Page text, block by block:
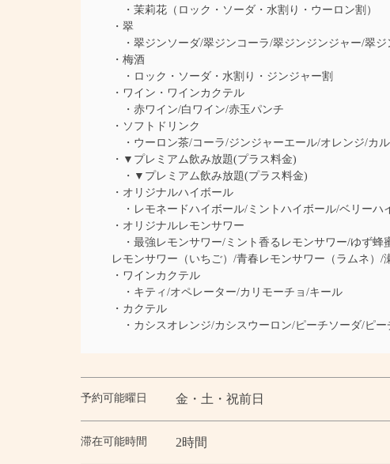
・茉莉花（ロック・ソーダ・水割り・ウーロン割）
・翠
・翠ジンソーダ/翠ジンコーラ/翠ジンジンジャー/翠ジ
・梅酒
・ロック・ソーダ・水割り・ジンジャー割
・ワイン・ワインカクテル
・赤ワイン/白ワイン/赤玉パンチ
・ソフトドリンク
・ウーロン茶/コーラ/ジンジャーエール/オレンジ/カ
・▼プレミアム飲み放題(プラス料金)
・▼プレミアム飲み放題(プラス料金)
・オリジナルハイボール
・レモネードハイボール/ミントハイボール/ベリーハ
・オリジナルレモンサワー
・最強レモンサワー/ミント香るレモンサワー/ゆず蜂
レモンサワー（いちご）/青春レモンサワー（ラムネ）/
・ワインカクテル
・キティ/オペレーター/カリモーチョ/キール
・カクテル
・カシスオレンジ/カシスウーロン/ピーチソーダ/ピ
予約可能曜日 金・土・祝前日
滞在可能時間 2時間